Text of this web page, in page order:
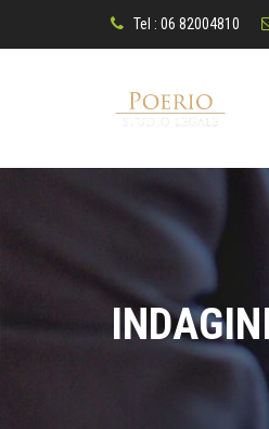
Tel : 06 82004810